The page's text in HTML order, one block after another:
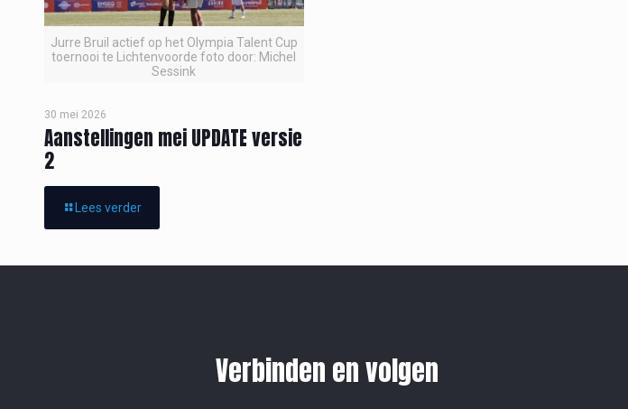
Jurre Bruil actief op het Olympia Talent Cup
toernooi te Lichtenvoorde foto door: Michel
Sessink
30 mei 2026
Aanstellingen mei UPDATE versie
2
Lees verder
Verbinden en volgen